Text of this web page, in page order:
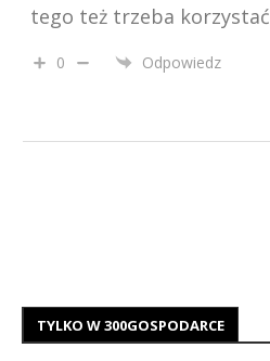
tego też trzeba korzystać
0 Odpowiedz
TYLKO W 300GOSPODARCE